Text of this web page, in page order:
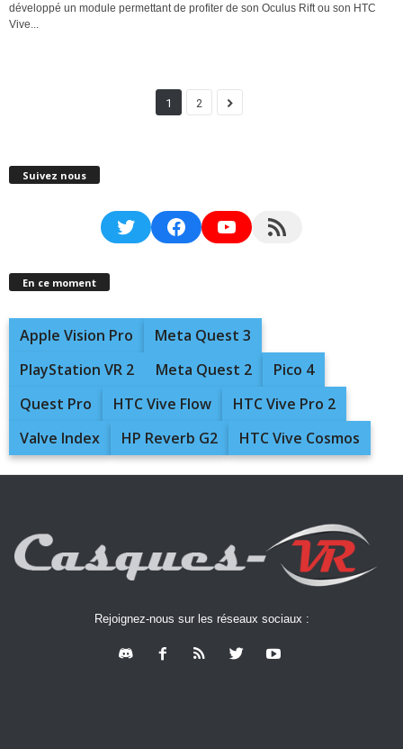
développé un module permettant de profiter de son Oculus Rift ou son HTC
Vive...
1 2
Suivez nous
TwitterFacebookYouTubeRSS Feed
En ce moment
Apple Vision Pro
Meta Quest 3
PlayStation VR 2
Meta Quest 2
Pico 4
Quest Pro
HTC Vive Flow
HTC Vive Pro 2
Valve Index
HP Reverb G2 HTC Vive Cosmos
Rejoignez-nous sur les réseaux sociaux :